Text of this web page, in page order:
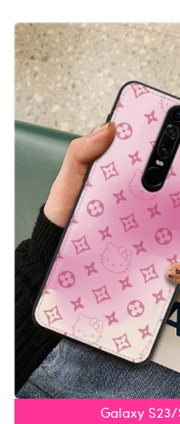
Galaxy S23/